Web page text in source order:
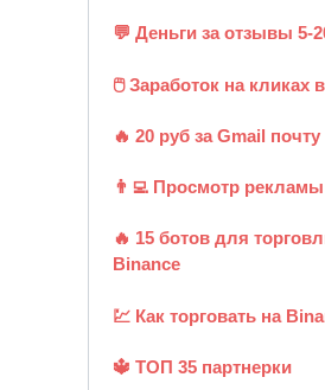
💬 Деньги за отзывы 5-
🖱️ Заработок на кликах в
🔥 20 руб за Gmail почту
👨‍💻 Просмотр рекламы
🔥 15 ботов для
Binance
💹 Как торговать на
🔱 ТОП 35 партнерки